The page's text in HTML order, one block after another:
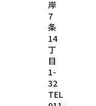
岸
7
条
14
丁
目
1-
32
TEL